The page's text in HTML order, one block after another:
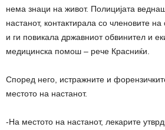
нема знаци на живот. Полицијата
настанот, контактирала со членовите
и ги повикала државниот обвинител и
медицинска помош – рече Красниќи.
Според него, истражните и
местото на настанот.
-На местото на настанот, лекарите